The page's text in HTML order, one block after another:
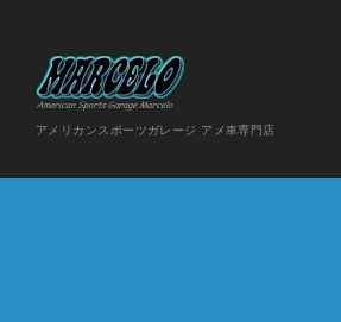
アメリカンスポーツガレージ アメ車専門店